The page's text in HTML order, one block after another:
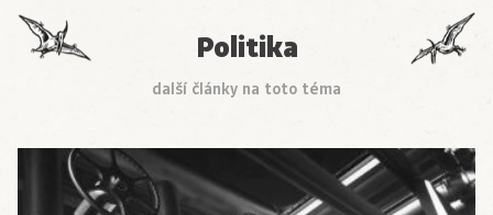
Politika
další články na toto téma